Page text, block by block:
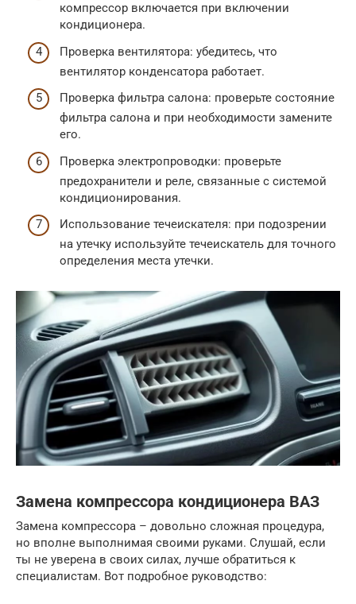
компрессор включается при включении
кондиционера.
Проверка вентилятора: убедитесь, что
вентилятор конденсатора работает.
Проверка фильтра салона: проверьте состояние
фильтра салона и при необходимости замените
его.
Проверка электропроводки: проверьте
предохранители и реле, связанные с системой
кондиционирования.
Использование течеискателя: при подозрении
на утечку используйте течеискатель для точного
определения места утечки.
Замена компрессора кондиционера ВАЗ
Замена компрессора – довольно сложная процедура,
но вполне выполнимая своими руками. Слушай, если
ты не уверена в своих силах, лучше обратиться к
специалистам. Вот подробное руководство: